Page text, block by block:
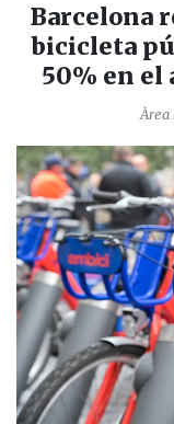
Barcelona
bicicleta
50% en el
Àrea